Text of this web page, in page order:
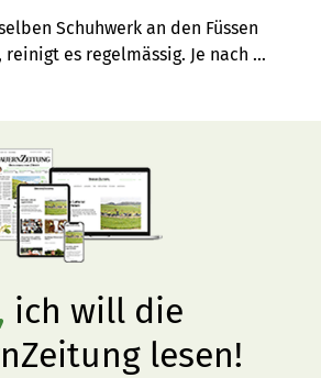
Schuhwerk an den Füssen
es regelmässig. Je nach
ich will die
lesen!